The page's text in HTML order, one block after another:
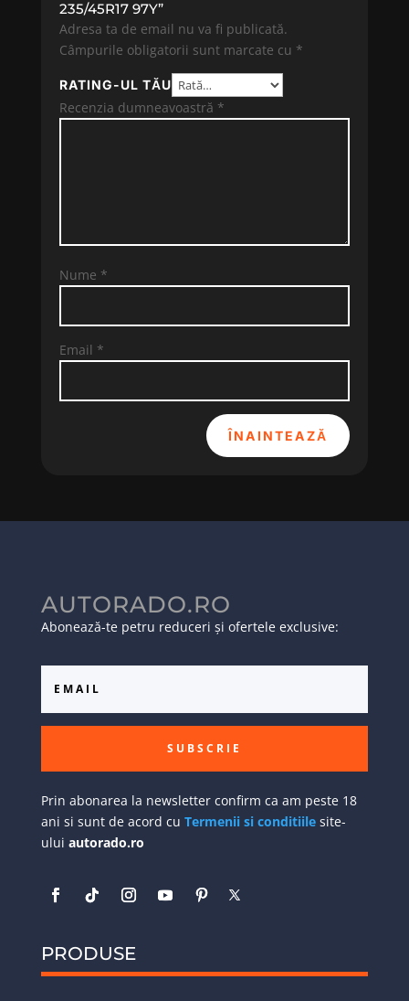
235/45R17 97Y”
Adresa ta de email nu va fi publicată.
Câmpurile obligatorii sunt marcate cu *
RATING-UL TĂU
Recenzia dumneavoastră *
Nume *
Email *
ÎNAINTEAZĂ
AUTORADO.RO
Abonează-te petru reduceri și ofertele exclusive:
SUBSCRIE
Prin abonarea la newsletter confirm ca am peste 18
ani si sunt de acord cu Termenii si conditiilesite-
ului autorado.ro
PRODUSE